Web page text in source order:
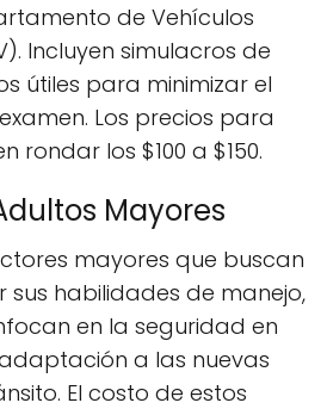
de Vehículos
Incluyen simulacros de
útiles para minimizar el
Los precios para
rondar los $100 a $150.
Mayores
mayores que buscan
sus habilidades de manejo,
en la seguridad en
a las nuevas
El costo de estos